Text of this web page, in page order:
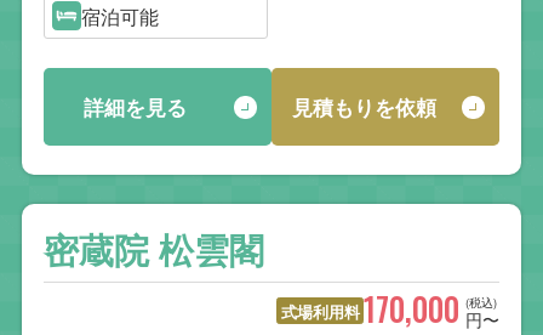
宿泊可能
詳細を見る 見積もりを依頼
密蔵院 松雲閣
式場利用料 (税込)
170,000 円〜